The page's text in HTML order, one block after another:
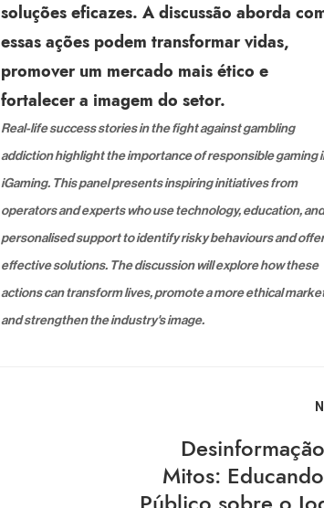
soluções eficazes. A discussão aborda
essas ações podem transformar vidas,
promover um mercado mais ético e
fortalecer a imagem do setor.
Real-life success stories in the fight against gambling
addiction highlight the importance of responsible gaming
iGaming. This panel presents inspiring initiatives from
operators and experts who use technology, education,
personalised support to identify risky behaviours and
effective solutions. The discussion will explore how these
actions can transform lives, promote a more ethical
and strengthen the industry's image.
Mitos: